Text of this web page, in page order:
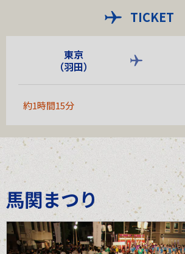
TICKET
東京
（羽田）
約1時間15分
馬関まつり